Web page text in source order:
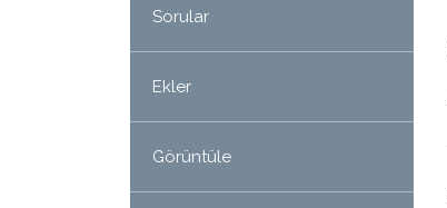
Sorular
Ekler
Görüntüle